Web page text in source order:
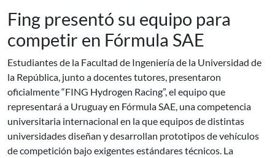
Fing presentó su equipo para
competir en Fórmula SAE
Estudiantes de la Facultad de Ingeniería de la Universidad de
la República, junto a docentes tutores, presentaron
oficialmente “FING Hydrogen Racing”, el equipo que
representará a Uruguay en Fórmula SAE, una competencia
universitaria internacional en la que equipos de distintas
universidades diseñan y desarrollan prototipos de vehículos
de competición bajo exigentes estándares técnicos. La